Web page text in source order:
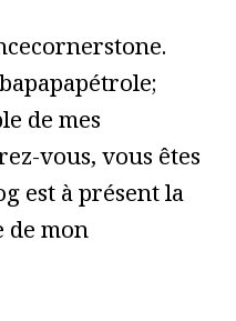
de mes
vous, vous êtes
est à présent la
mon